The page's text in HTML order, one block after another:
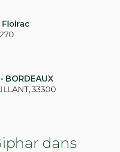
Floirac
BORDEAUX
33300
dans